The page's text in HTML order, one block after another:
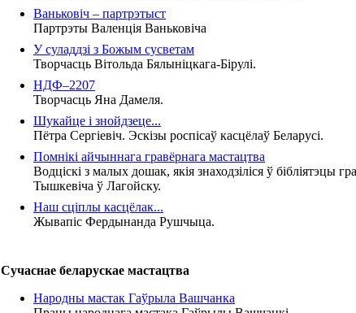
Ваньковіч – партрэтыст
Партрэты Валенція Ваньковіча
У суладдзі з Божым сусветам
Творчасць Вітольда Бялыніцкага-Бірулі.
НДФ–2207
Творчасць Яна Дамеля.
Шукайце і знойдзеце...
Пётра Сергіевіч. Эскізы роспісаў касцёлаў Беларусі.
Помнікі айчыннага гравёрнага мастацтва
Водціскі з малых дошак, якія знаходзіліся ў бібліятэцы
Тышкевіча ў Лагойску.
Наш сціплы касцёлак...
Жывапіс Фердынанда Рушчыца.
Сучаснае беларускае мастацтва
Народны мастак Гаўрыла Вашчанка